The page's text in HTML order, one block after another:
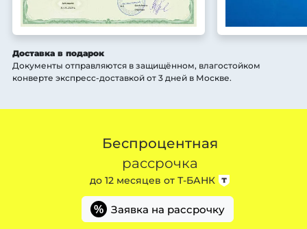
Доставка в подарок
Документы отправляются в защищённом, влагостойком
конверте экспресс-доставкой от 3 дней в Москве.
Беспроцентная
рассрочка
до 12 месяцев от Т-БАНК
% Заявка на рассрочку